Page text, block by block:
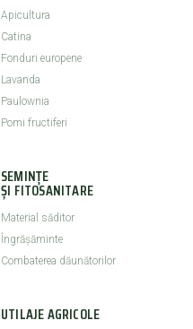
Apicultura
Catina
Fonduri europene
Lavanda
Paulownia
Pomi fructiferi
SEMINȚE
ȘI FITOSANITARE
Material săditor
Îngrășăminte
Combaterea dăunătorilor
UTILAJE AGRICOLE